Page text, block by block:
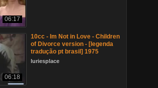
06:17
06:18
10cc - Im Not in Love - Children
of Divorce version - [legenda
tradução pt brasil] 1975
luriesplace